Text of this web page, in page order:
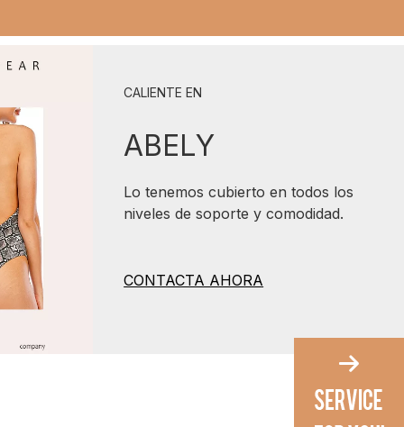
CALIENTE EN
ABELY
Lo tenemos cubierto en todos los
niveles de soporte y comodidad.
CONTACTA AHORA